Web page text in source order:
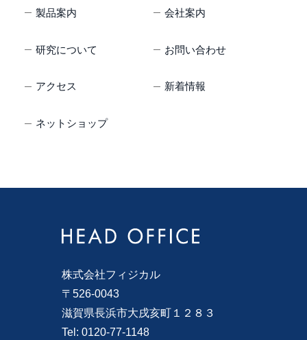
製品案内 会社案内
研究について お問い合わせ
アクセス 新着情報
ネットショップ
株式会社フィジカル
〒526-0043
滋賀県長浜市大戌亥町１２８３
Tel: 0120-77-1148